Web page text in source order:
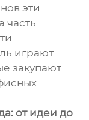
эти
часть
играют
закупают
от идеи до